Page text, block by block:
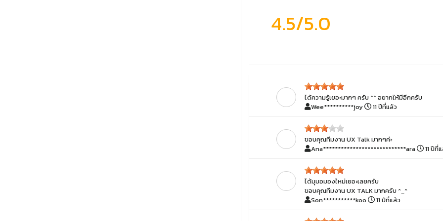
4.5/5.0
ได้ความรู้เยอะมากๆ ครับ ^^ อยากให้มีอีกครับ
Wee**********joy
11 ปีที่แล้ว
ขอบคุณทีมงาน UX Talk มากๆค่ะ
Ana****************************ara
11 ปีที่
ได้มุมอมองใหม่เยอะเลยครับ
ขอบคุณทีมงาน UX TALK มากครับ ^_^
Son***********koo
11 ปีที่แล้ว